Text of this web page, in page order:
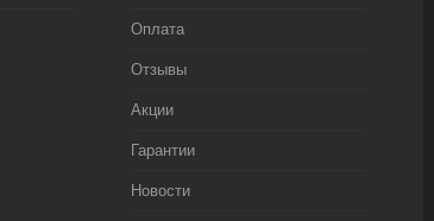
Оплата
Отзывы
Акции
Гарантии
Новости